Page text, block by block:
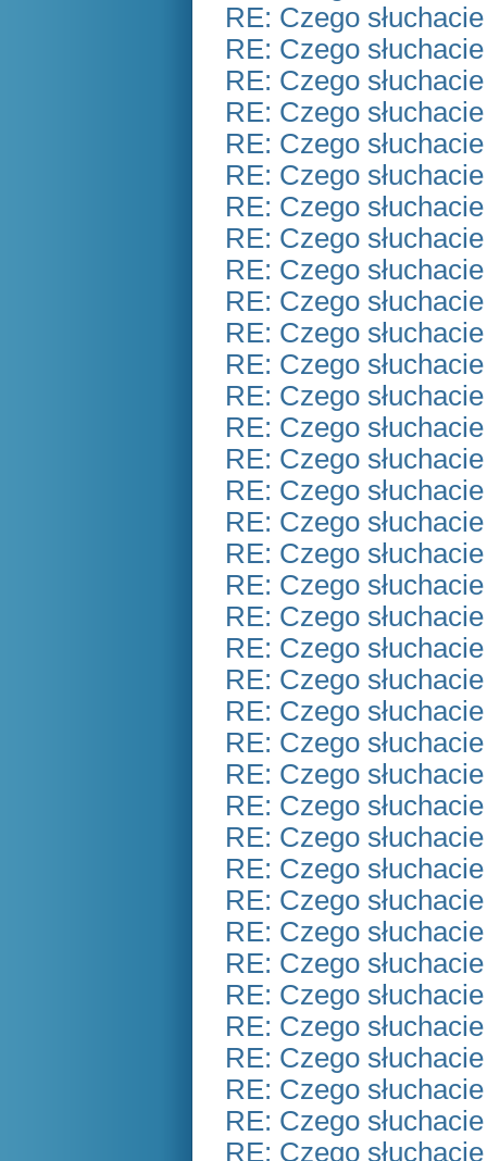
RE: Czego
RE: Czego
RE: Czego
RE: Czego
RE: Czego
RE: Czego
RE: Czego
RE: Czego
RE: Czego
RE: Czego
RE: Czego
RE: Czego
RE: Czego
RE: Czego
RE: Czego
RE: Czego
RE: Czego
RE: Czego
RE: Czego
RE: Czego
RE: Czego
RE: Czego
RE: Czego
RE: Czego
RE: Czego
RE: Czego
RE: Czego
RE: Czego
RE: Czego
RE: Czego
RE: Czego
RE: Czego
RE: Czego
RE: Czego
RE: Czego
RE: Czego
RE: Czego